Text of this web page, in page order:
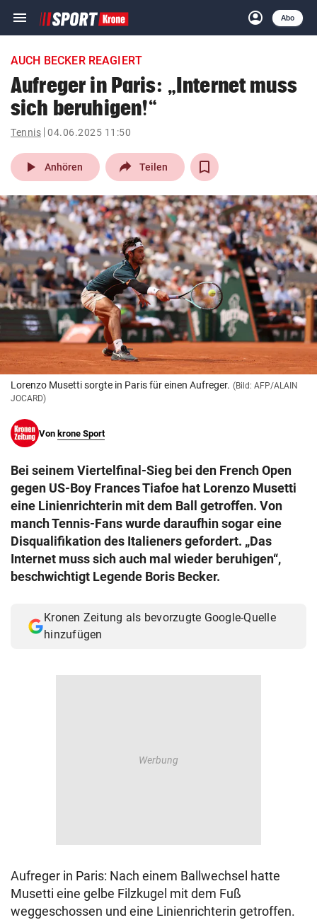
menu Navigation
ein-/ausklappen
account_circle
Anmelden
Abo
close Schließen
account_circle Anmelden
pin_drop
Wien arrow_right
bookmark
search
Suchbegriff
eingeben
© Krone Multimedia GmbH & Co KG 2026
Muthgasse 2, 1190 Wien
AUCH BECKER REAGIERT
Aufreger in Paris: „Internet muss
sich beruhigen!“
Tennis 04.06.2025 11:50
play_arrow Anhören Teilen
Lorenzo Musetti sorgte in Paris für einen Aufreger. (Bild: AFP/ALAIN
JOCARD)
Von krone Sport
Bei seinem Viertelfinal-Sieg bei den French Open
gegen US-Boy Frances Tiafoe hat Lorenzo Musetti
eine Linienrichterin mit dem Ball getroffen. Von
manch Tennis-Fans wurde daraufhin sogar eine
Disqualifikation des Italieners gefordert. „Das
Internet muss sich auch mal wieder beruhigen“,
beschwichtigt Legende Boris Becker.
Kronen Zeitung als bevorzugte Google-Quelle
hinzufügen
Aufreger in Paris: Nach einem Ballwechsel hatte
Musetti eine gelbe Filzkugel mit dem Fuß
weggeschossen und eine Linienrichterin getroffen.